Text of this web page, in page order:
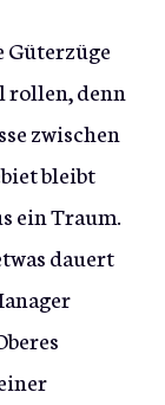
Güterzüge
rollen, denn
zwischen
bleibt
ein Traum.
dauert